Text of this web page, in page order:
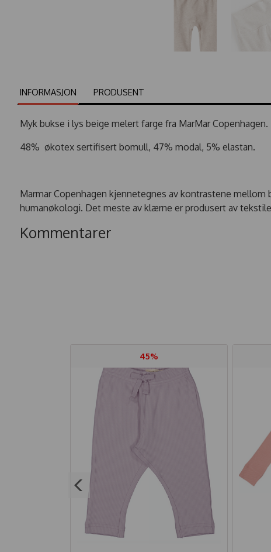
INFORMASJON PRODUSENT
Myk bukse i lys beige melert farge fra MarMar Copenhagen.
48% økotex sertifisert bomull, 47% modal, 5% elastan.
Marmar Copenhagen kjennetegnes av kontrastene
humanøkologi. Det meste av klærne er produsert av
Kommentarer
45%